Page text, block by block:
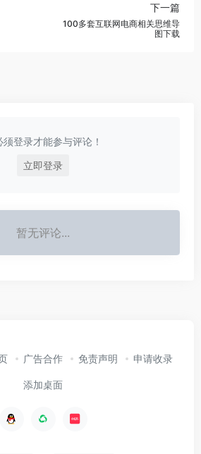
下一篇
100多套互联网电商相关思维导
图下载
须登录才能参与评论！
立即登录
暂无评论...
广告合作 免责声明 申请收录
添加桌面